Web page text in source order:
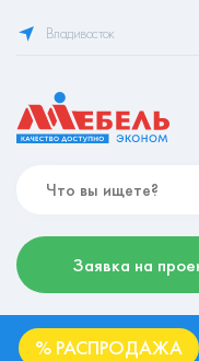
Владивосток
Заявка на
% РАСПРОДАЖА